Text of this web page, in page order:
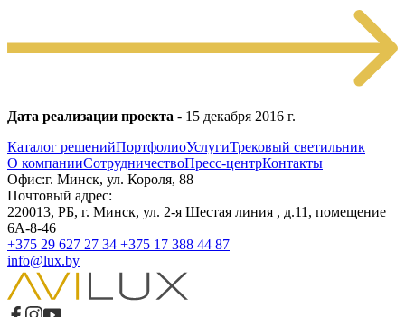
Дата реализации проекта - 15 декабря 2016 г.
Каталог решенийПортфолиоУслугиТрековый светильник
О компанииСотрудничествоПресс-центрКонтакты
Офис:г. Минск, ул. Короля, 88
Почтовый адрес:
220013, РБ, г. Минск, ул. 2-я Шестая линия , д.11, помещение
6А-8-46
+375 29 627 27 34 +375 17 388 44 87
info@lux.by